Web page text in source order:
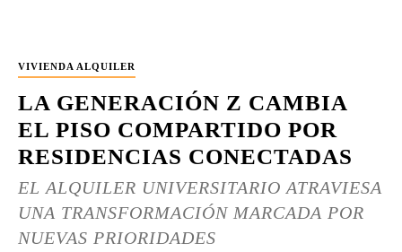
VIVIENDA ALQUILER
LA GENERACIÓN Z CAMBIA
EL PISO COMPARTIDO POR
RESIDENCIAS CONECTADAS
EL ALQUILER UNIVERSITARIO ATRAVIESA
UNA TRANSFORMACIÓN MARCADA POR
NUEVAS PRIORIDADES